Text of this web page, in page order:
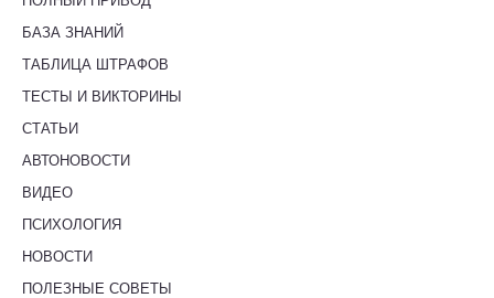
БАЗА ЗНАНИЙ
ТАБЛИЦА ШТРАФОВ
ТЕСТЫ И ВИКТОРИНЫ
СТАТЬИ
АВТОНОВОСТИ
ВИДЕО
ПСИХОЛОГИЯ
НОВОСТИ
ПОЛЕЗНЫЕ СОВЕТЫ